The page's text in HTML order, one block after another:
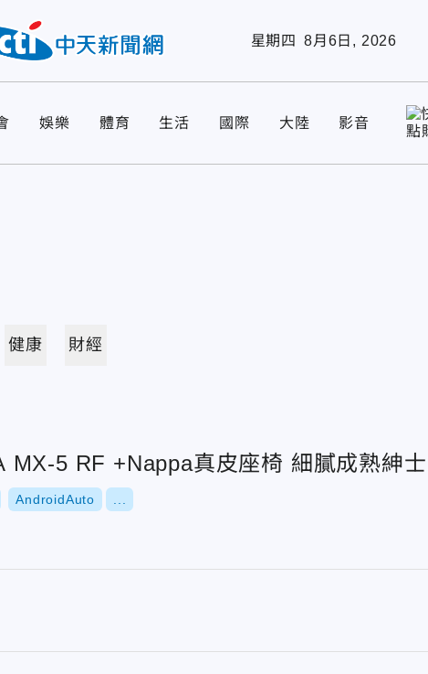
星期四 8月6日, 2026
娛樂 體育 生活 國際 大陸 影音
健康 財經
RF +Nappa真皮座椅 細膩成熟紳
AndroidAuto